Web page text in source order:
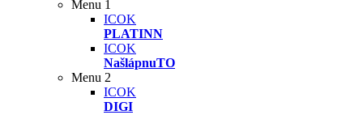
Menu 1
ICOK
PLATINN
ICOK
NašlápnuTO
Menu 2
ICOK
DIGI